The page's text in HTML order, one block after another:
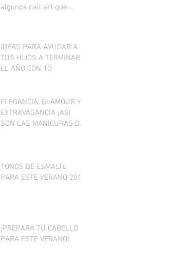
algunos nail art que
IDEAS PARA AYUDAR A
TUS HIJOS A TERMINAR
EL AÑO CON 1O
ELEGANCIA, GLAMOUR Y
EXTRAVAGANCIA ¡ASÍ
SON LAS MANICURAS DE
TONOS DE ESMALTE
PARA ESTE VERANO 2018
¡PREPARA TU CABELLO
PARA ESTE VERANO!